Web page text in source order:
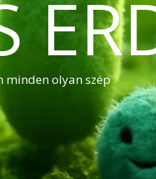
minden olyan szép